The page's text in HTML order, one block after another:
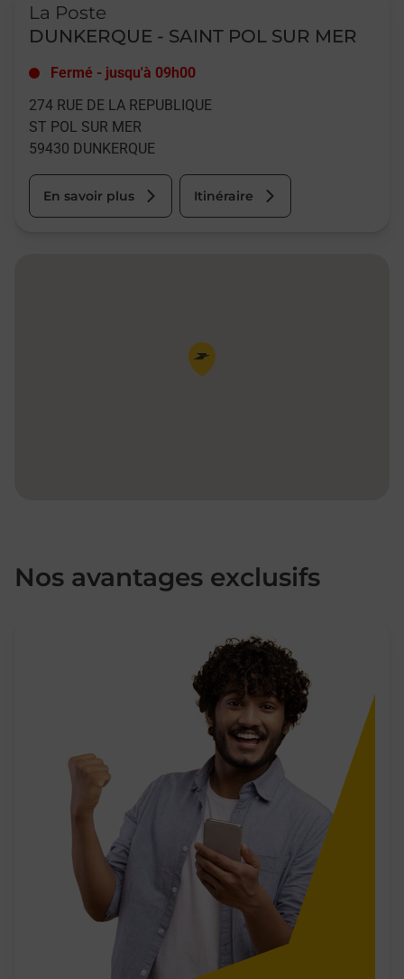
La Poste
DUNKERQUE - SAINT POL SUR MER
Fermé - jusqu'à 09h00
274 RUE DE LA REPUBLIQUE
ST POL SUR MER
59430 DUNKERQUE
En savoir plus Itinéraire
Pin de la carte
Nos avantages exclusifs